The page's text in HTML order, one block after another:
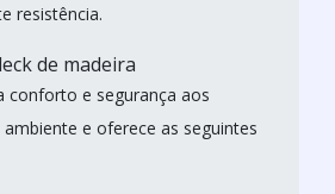
resistência.
de madeira
conforto e segurança aos
e oferece as seguintes